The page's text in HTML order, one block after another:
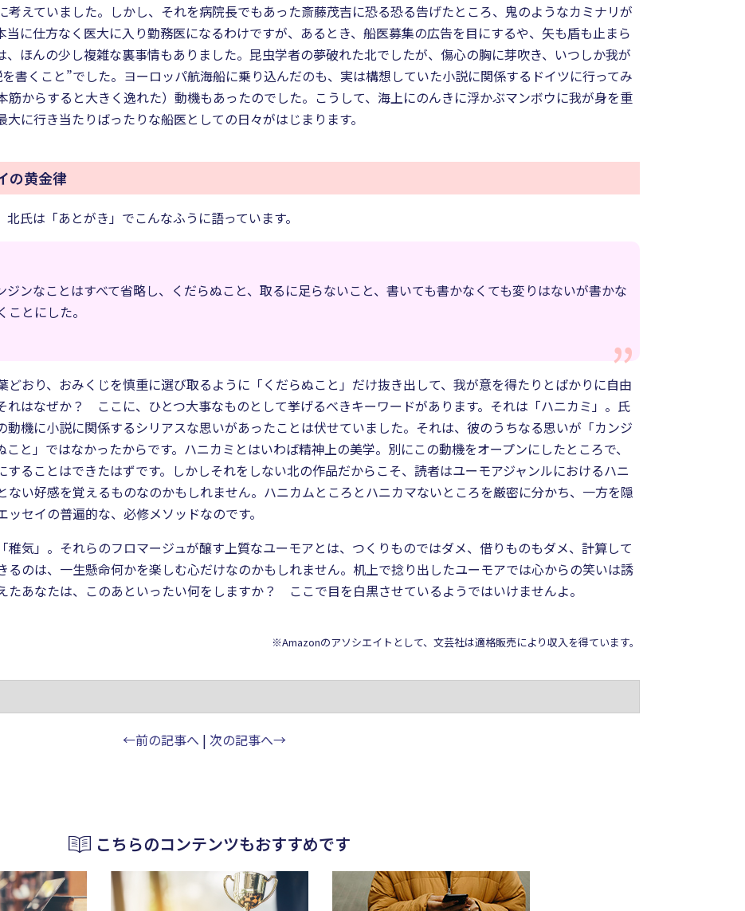
えていました。しかし、それを病院長でもあった斎藤茂吉に恐る恐る告げたところ、鬼のようなカミナリが
に仕方なく医大に入り勤務医になるわけですが、あるとき、船医募集の広告を目にするや、矢も盾も止まら
ほんの少し複雑な裏事情もありました。昆虫学者の夢破れた北でしたが、傷心の胸に芽吹き、いつしか我が
書くこと”でした。ヨーロッパ航海船に乗り込んだのも、実は構想していた小説に関係するドイツに行ってみ
筋からすると大きく逸れた）動機もあったのでした。こうして、海上にのんきに浮かぶマンボウに我が身を重
に行き当たりばったりな船医としての日々がはじまります。
の黄金律
氏は「あとがき」でこんなふうに語っています。
ンなことはすべて省略し、くだらぬこと、取るに足らないこと、書いても書かなくても変りはないが書かな
とにした。
おり、おみくじを慎重に選び取るように「くだらぬこと」だけ抜き出して、我が意を得たりとばかりに自由
れはなぜか？ ここに、ひとつ大事なものとして挙げるべきキーワードがあります。それは「ハニカミ」。氏
動機に小説に関係するシリアスな思いがあったことは伏せていました。それは、彼のうちなる思いが「カンジ
と」ではなかったからです。ハニカミとはいわば精神上の美学。別にこの動機をオープンにしたところで、
ることはできたはずです。しかしそれをしない北の作品だからこそ、読者はユーモアジャンルにおけるハニ
ない好感を覚えるものなのかもしれません。ハニカムところとハニカマないところを厳密に分かち、一方を隠
ッセイの普遍的な、必修メソッドなのです。
気」。それらのフロマージュが醸す上質なユーモアとは、つくりものではダメ、借りものもダメ、計算して
るのは、一生懸命何かを楽しむ心だけなのかもしれません。机上で捻り出したユーモアでは心からの笑いは誘
あなたは、このあといったい何をしますか？ ここで目を白黒させているようではいけませんよ。
※Amazonのアソシエイトとして、文芸社は適格販売により収入を得ています。
←前の記事へ | 次の記事へ→
こちらのコンテンツもおすすめです